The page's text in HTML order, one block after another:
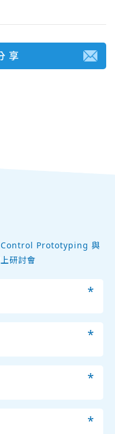
享
Control Prototyping 與
研討會
*
*
*
*